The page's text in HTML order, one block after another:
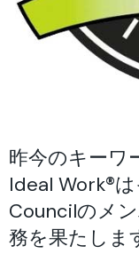
昨今のキーワ
Ideal Work®
Councilのメ
務を果たしま